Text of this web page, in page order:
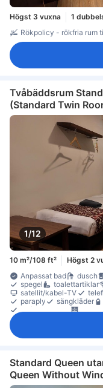
Högst 3 vuxna
1
Rökpolicy - rökfria rum
Tvåbäddsrum
(Standard Twin
1/12
10 m²/108 ft² Högst 2
Anpassat bad
dusch
spegel
toalettartiklar
satellit/kabel-TV
paraply
sängkläder
Standard Queen
Queen Without